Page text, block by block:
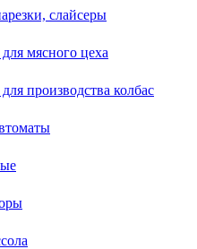
слайсеры
мясного цеха
производства колбас